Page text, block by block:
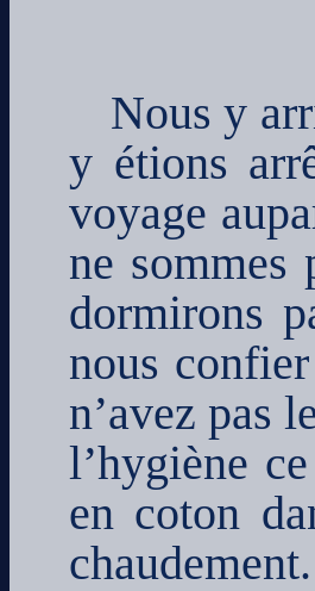
Nous y
y étions
voyage
ne sommes
dormirons
nous
n’avez pas
l’hygiène
en coton
chaudement.